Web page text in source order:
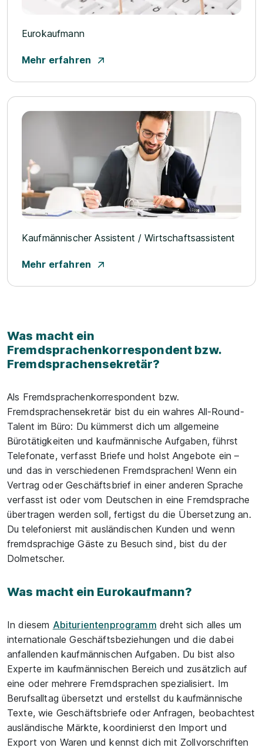
Eurokaufmann
Mehr erfahren
Kaufmännischer Assistent / Wirtschaftsassistent
Mehr erfahren
Was macht ein
Fremdsprachenkorrespondent bzw.
Fremdsprachensekretär?
Als Fremdsprachenkorrespondent bzw.
Fremdsprachensekretär bist du ein wahres All-Round-
Talent im Büro: Du kümmerst dich um allgemeine
Bürotätigkeiten und kaufmännische Aufgaben, führst
Telefonate, verfasst Briefe und holst Angebote ein –
und das in verschiedenen Fremdsprachen! Wenn ein
Vertrag oder Geschäftsbrief in einer anderen Sprache
verfasst ist oder vom Deutschen in eine Fremdsprache
übertragen werden soll, fertigst du die Übersetzung an.
Du telefonierst mit ausländischen Kunden und wenn
fremdsprachige Gäste zu Besuch sind, bist du der
Dolmetscher.
Was macht ein Eurokaufmann?
In diesem Abiturientenprogramm dreht sich alles um
internationale Geschäftsbeziehungen und die dabei
anfallenden kaufmännischen Aufgaben. Du bist also
Experte im kaufmännischen Bereich und zusätzlich auf
eine oder mehrere Fremdsprachen spezialisiert. Im
Berufsalltag übersetzt und erstellst du kaufmännische
Texte, wie Geschäftsbriefe oder Anfragen, beobachtest
ausländische Märkte, koordinierst den Import und
Export von Waren und kennst dich mit Zollvorschriften